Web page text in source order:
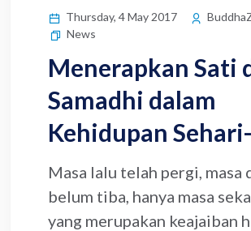
Thursday, 4 May 2017
News
Menerapkan Sati
Samadhi dalam
Kehidupan
Masa lalu telah pergi, masa
belum tiba, hanya masa
yang merupakan keajaiban